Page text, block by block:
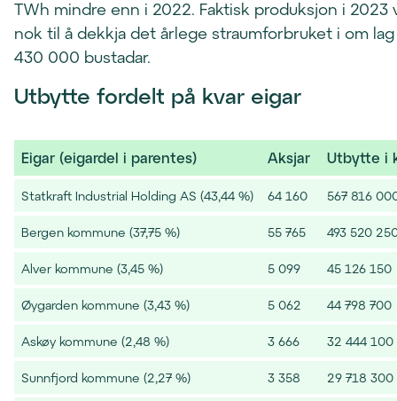
TWh mindre enn i 2022. Faktisk produksjon i 2023
nok til å dekkja det årlege straumforbruket i om lag
430 000 bustadar.
Utbytte fordelt på kvar eigar
Eigar (eigardel i parentes) Aksjar Utbytte i
Statkraft Industrial Holding AS (43,44 %) 64 160 567 816
Bergen kommune (37,75 %) 55 765 493 520
Alver kommune (3,45 %) 5 099 45 126 150
Øygarden kommune (3,43 %) 5 062 44 798 700
Askøy kommune (2,48 %) 3 666 32 444 100
Sunnfjord kommune (2,27 %) 3 358 29 718 300